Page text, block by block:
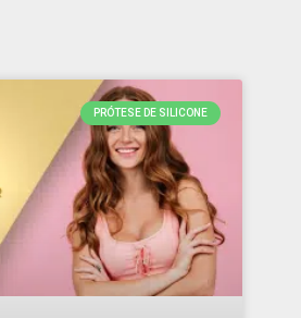
PRÓTESE DE SILICONE